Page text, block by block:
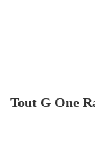
Tout G One